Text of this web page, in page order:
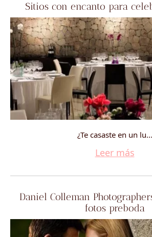
Sitios con encanto para
¿Te casaste en un lu...
Leer más
Daniel Colleman
fotos preboda